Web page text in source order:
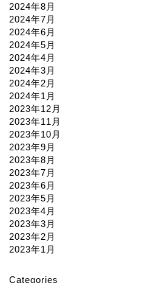
2024年8月
2024年7月
2024年6月
2024年5月
2024年4月
2024年3月
2024年2月
2024年1月
2023年12月
2023年11月
2023年10月
2023年9月
2023年8月
2023年7月
2023年6月
2023年5月
2023年4月
2023年3月
2023年2月
2023年1月
Categories